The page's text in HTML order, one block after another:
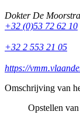
Dokter De
+32 (0)53 72 62 10
+32 2 553 21 05
https://
Omschrijving van
Opstellen